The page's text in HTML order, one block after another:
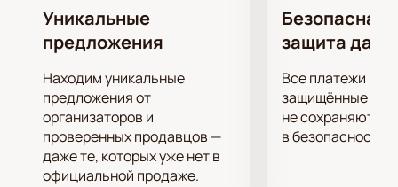
мир спектакля «Там же, тогда же» во Дворце на
Купите билеты
прямо сейчас и получите
незабываемые впечатления от этого
потрясающего спектакля.
Уникальные
предложения
Находим уникальные
предложения от
организаторов и
проверенных продавцов —
даже те, которых уже нет в
официальной продаже.
Безопасная
защита
Все платежи
защищённые
не сохраняются
в безопасности.